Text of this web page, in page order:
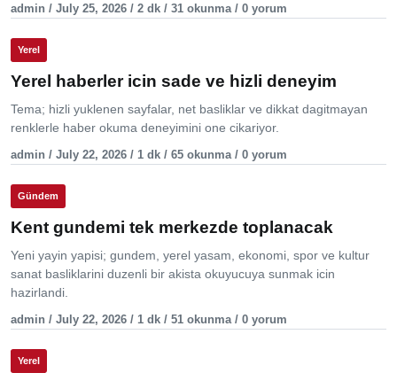
admin / July 25, 2026 / 2 dk / 31 okunma / 0 yorum
Yerel
Yerel haberler icin sade ve hizli deneyim
Tema; hizli yuklenen sayfalar, net basliklar ve dikkat dagitmayan
renklerle haber okuma deneyimini one cikariyor.
admin / July 22, 2026 / 1 dk / 65 okunma / 0 yorum
Gündem
Kent gundemi tek merkezde toplanacak
Yeni yayin yapisi; gundem, yerel yasam, ekonomi, spor ve kultur
sanat basliklarini duzenli bir akista okuyucuya sunmak icin
hazirlandi.
admin / July 22, 2026 / 1 dk / 51 okunma / 0 yorum
Yerel